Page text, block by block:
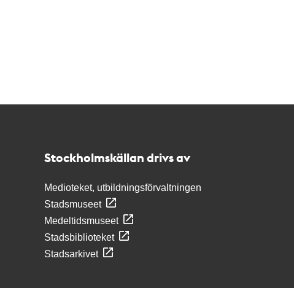
Stockholmskällan drivs av
Medioteket, utbildningsförvaltningen
Stadsmuseet
Medeltidsmuseet
Stadsbiblioteket
Stadsarkivet